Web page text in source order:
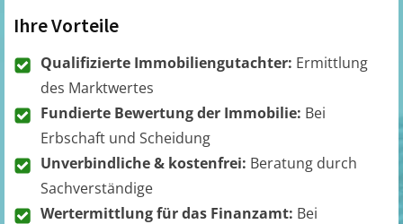
Ihre Vorteile
Qualifizierte Immobiliengutachter: Ermittlung
des Marktwertes
Fundierte Bewertung der Immobilie: Bei
Erbschaft und Scheidung
Unverbindliche & kostenfrei: Beratung durch
Sachverständige
Wertermittlung für das Finanzamt: Bei